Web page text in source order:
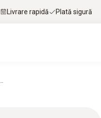
Livrare rapidă Plată sigură